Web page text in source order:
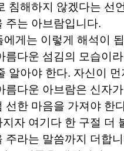
침해하지 않겠다는 선
주는 아브람입니다.
게는 이렇게 해석이
름다운 섬김의 모습이
알아야 한다. 자신이
름다운 아브람은 신자
선한 마음을 가져야 한
자 여기다 한 구절 더
주라는 말씀까지 더합